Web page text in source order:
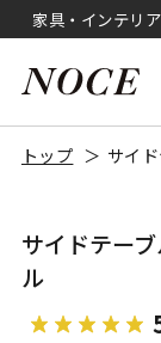
家具・インテリ
トップ サイ
サイドテー
ル